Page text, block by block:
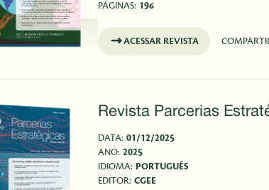
PÁGINAS: 196
ACESSAR REVISTA
Revista Parcerias
DATA: 01/12/2025
ANO: 2025
IDIOMA: PORTUGUÊS
EDITOR: CGEE